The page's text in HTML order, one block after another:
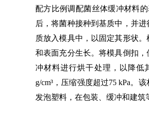
配方比例调配菌丝体缓冲材料
后，将菌种接种到基质中，并
质放入模具中，以固定其形状
和表面充分生长。将模具倒扣
冲材料进行烘干处理，以降低
g/cm³，压缩强度超过75 kPa。
发泡塑料，在包装、缓冲和建筑